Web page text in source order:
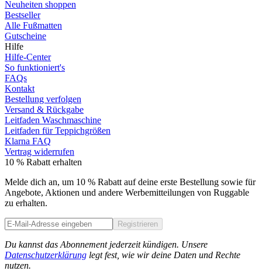
Neuheiten shoppen
Bestseller
Alle Fußmatten
Gutscheine
Hilfe
Hilfe-Center
So funktioniert's
FAQs
Kontakt
Bestellung verfolgen
Versand & Rückgabe
Leitfaden Waschmaschine
Leitfaden für Teppichgrößen
Klarna FAQ
Vertrag widerrufen
10 % Rabatt erhalten
Melde dich an, um 10 % Rabatt auf deine erste Bestellung sowie für
Angebote, Aktionen und andere Werbemitteilungen von Ruggable
zu erhalten.
Registrieren
Du kannst das Abonnement jederzeit kündigen. Unsere
Datenschutzerklärung legt fest, wie wir deine Daten und Rechte
nutzen.